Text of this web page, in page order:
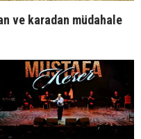
ve karadan müdahale